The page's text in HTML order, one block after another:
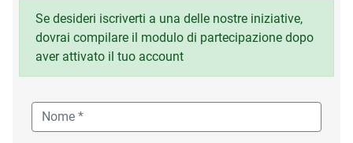
Se desideri iscriverti a una delle nostre iniziative,
dovrai compilare il modulo di partecipazione dopo
aver attivato il tuo account